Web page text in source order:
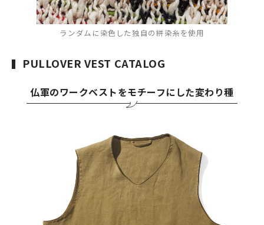
ランダムに染色した独自の絣染糸を使用
PULLOVER VEST CATALOG
仏軍のワークベストをモチーフにした変わり種